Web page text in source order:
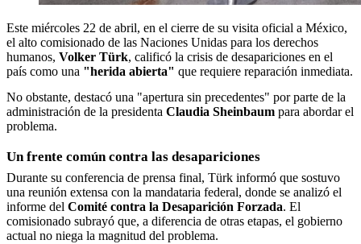
Este miércoles 22 de abril, en el cierre de su visita oficial a México,
el alto comisionado de las Naciones Unidas para los derechos
humanos, Volker Türk, calificó la crisis de desapariciones en el
país como una "herida abierta" que requiere reparación inmediata.
No obstante, destacó una "apertura sin precedentes" por parte de la
administración de la presidenta Claudia Sheinbaum para abordar el
problema.
Un frente común contra las desapariciones
Durante su conferencia de prensa final, Türk informó que sostuvo
una reunión extensa con la mandataria federal, donde se analizó el
informe del Comité contra la Desaparición Forzada. El
comisionado subrayó que, a diferencia de otras etapas, el gobierno
actual no niega la magnitud del problema.